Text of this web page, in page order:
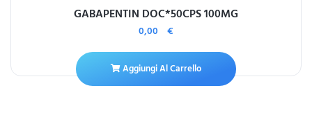
GABAPENTIN DOC*50CPS 100MG
0,00 €
Aggiungi Al Carrello